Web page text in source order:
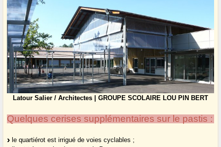
Latour Salier / Architectes | GROUPE SCOLAIRE LOU PIN BERT
Quelques cerises supplémentaires sur le pastis :
le quartiérot est irrigué de voies cyclables ;